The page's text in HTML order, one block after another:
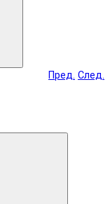
Пред. След.